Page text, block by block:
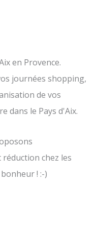
en Provence.
journées shopping,
de vos
dans le Pays d'Aix.
chez les
! :-)